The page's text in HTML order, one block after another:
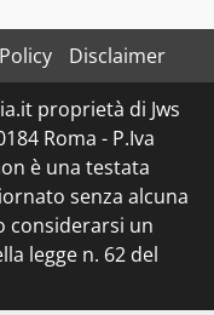
Disclaimer
proprietà di Jws
Roma - P.Iva
è una testata
senza alcuna
considerarsi un
legge n. 62 del